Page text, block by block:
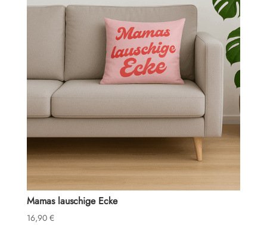
Mamas lauschige Ecke
16,90 €